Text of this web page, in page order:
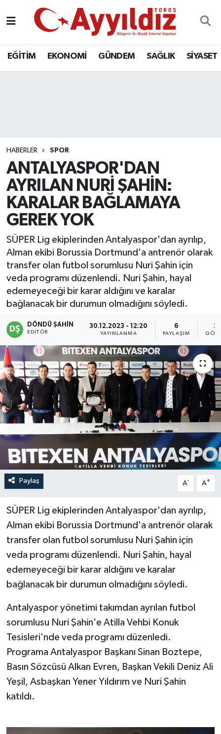
EĞİTİM EKONOMİ GÜNDEM SAĞLIK SİYASET
HABERLER SPOR
ANTALYASPOR'DAN
AYRILAN NURİ ŞAHİN:
KARALAR BAĞLAMAYA
GEREK YOK
SÜPER Lig ekiplerinden Antalyaspor'dan ayrılıp,
Alman ekibi Borussia Dortmund'a antrenör olarak
transfer olan futbol sorumlusu Nuri Şahin için
veda programı düzenlendi. Nuri Şahin, hayal
edemeyeceği bir karar aldığını ve karalar
bağlanacak bir durumun olmadığını söyledi.
DÖNDÜ ŞAHİN
EDITÖR
30.12.2023 - 12:20
YAYINLANMA
6
PAYLAŞIM
Paylaş A- A+
SÜPER Lig ekiplerinden Antalyaspor'dan ayrılıp,
Alman ekibi Borussia Dortmund'a antrenör olarak
transfer olan futbol sorumlusu Nuri Şahin için
veda programı düzenlendi. Nuri Şahin, hayal
edemeyeceği bir karar aldığını ve karalar
bağlanacak bir durumun olmadığını söyledi.
Antalyaspor yönetimi takımdan ayrılan futbol
sorumlusu Nuri Şahin'e Atilla Vehbi Konuk
Tesisleri'nde veda programı düzenledi.
Programa Antalyaspor Başkanı Sinan Boztepe,
Basın Sözcüsü Alkan Evren, Başkan Vekili Deniz Ali
Yeşil, Asbaşkan Yener Yıldırım ve Nuri Şahin
katıldı.